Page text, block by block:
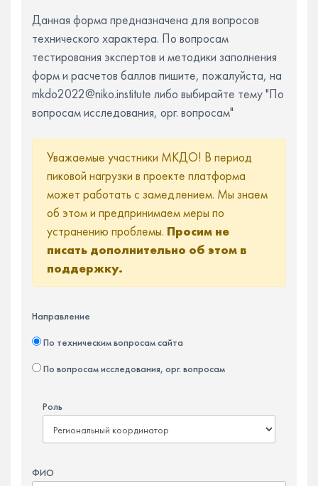
Данная форма предназначена для вопросов
технического характера. По вопросам
тестирования экспертов и методики заполнения
форм и расчетов баллов пишите, пожалуйста, на
mkdo2022@niko.institute либо выбирайте тему "По
вопросам исследования, орг. вопросам"
Уважаемые участники МКДО! В период
пиковой нагрузки в проекте платформа
может работать с замедлением. Мы знаем
об этом и предпринимаем меры по
устранению проблемы. Просим не
писать дополнительно об этом в
поддержку.
Направление
По техническим вопросам сайта
По вопросам исследования, орг. вопросам
Роль
ФИО